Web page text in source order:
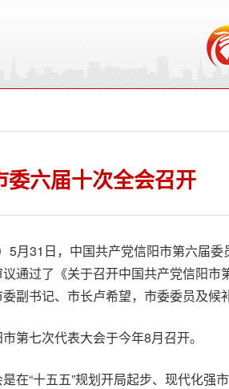
委六届十次全会召开
5月31日，中国共产党信阳市第六届委
通过了《关于召开中国共产党信阳市
副书记、市长卢希望，市委委员及候
第七次代表大会于今年8月召开。
在“十五五”规划开局起步、现代化强